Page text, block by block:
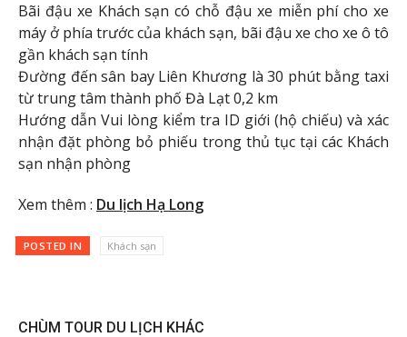
Bãi đậu xe Khách sạn có chỗ đậu xe miễn phí cho xe
máy ở phía trước của khách sạn, bãi đậu xe cho xe ô tô
gần khách sạn tính
Đường đến sân bay Liên Khương là 30 phút bằng taxi
từ trung tâm thành phố Đà Lạt 0,2 km
Hướng dẫn Vui lòng kiểm tra ID giới (hộ chiếu) và xác
nhận đặt phòng bỏ phiếu trong thủ tục tại các Khách
sạn nhận phòng
Xem thêm : Du lịch Hạ Long
POSTED IN Khách sạn
CHÙM TOUR DU LỊCH KHÁC